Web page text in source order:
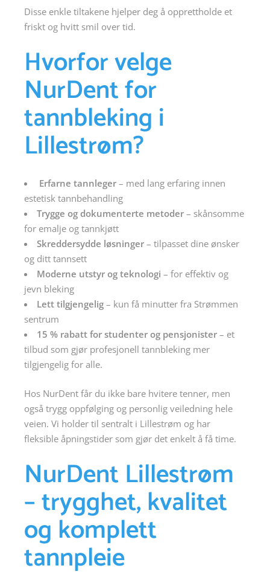
Disse enkle tiltakene hjelper deg å opprettholde et
friskt og hvitt smil over tid.
Hvorfor velge
NurDent for
tannbleking i
Lillestrøm?
Erfarne tannleger – med lang erfaring innen
estetisk tannbehandling
Trygge og dokumenterte metoder – skånsomme
for emalje og tannkjøtt
Skreddersydde løsninger – tilpasset dine ønsker
og ditt tannsett
Moderne utstyr og teknologi – for effektiv og
jevn bleking
Lett tilgjengelig – kun få minutter fra Strømmen
sentrum
15 % rabatt for studenter og pensjonister – et
tilbud som gjør profesjonell tannbleking mer
tilgjengelig for alle.
Hos NurDent får du ikke bare hvitere tenner, men
også trygg oppfølging og personlig veiledning hele
veien. Vi holder til sentralt i Lillestrøm og har
fleksible åpningstider som gjør det enkelt å få time.
NurDent Lillestrøm
– trygghet, kvalitet
og komplett
tannpleie